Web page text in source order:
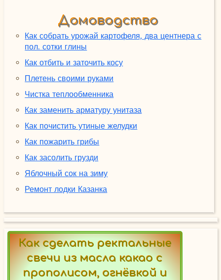
Домоводство
Как собрать урожай картофеля, два центнера с
пол. сотки глины
Как отбить и заточить косу
Плетень своими руками
Чистка теплообменника
Как заменить арматуру унитаза
Как почистить утиные желудки
Как пожарить грибы
Как засолить грузди
Яблочный сок на зиму
Ремонт лодки Казанка
Как сделать ректальные
свечи из масла какао с
прополисом, огнёвкой и